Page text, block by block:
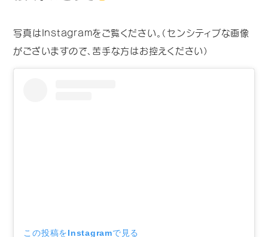
写真はInstagramをご覧ください。（センシティブな画像
がございますので、苦手な方はお控えください）
この投稿をInstagramで見る